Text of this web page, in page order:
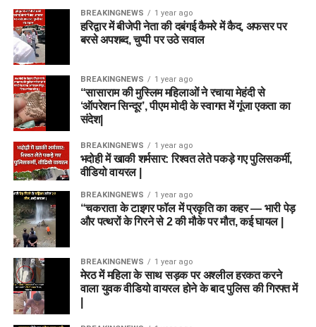
BREAKINGNEWS 1 year ago
हरिद्वार में बीजेपी नेता की दबंगई कैमरे में कैद, अफसर पर
बरसे अपशब्द, चुप्पी पर उठे सवाल
BREAKINGNEWS 1 year ago
“सासाराम की मुस्लिम महिलाओं ने रचाया मेहंदी से
‘ऑपरेशन सिन्दूर’, पीएम मोदी के स्वागत में गूंजा एकता का
संदेश|
BREAKINGNEWS 1 year ago
भदोही में खाकी शर्मसार: रिश्वत लेते पकड़े गए पुलिसकर्मी,
वीडियो वायरल |
BREAKINGNEWS 1 year ago
“चकराता के टाइगर फॉल में प्रकृति का कहर — भारी पेड़
और पत्थरों के गिरने से 2 की मौके पर मौत, कई घायल |
BREAKINGNEWS 1 year ago
मेरठ में महिला के साथ सड़क पर अश्लील हरकत करने
वाला युवक वीडियो वायरल होने के बाद पुलिस की गिरफ्त में